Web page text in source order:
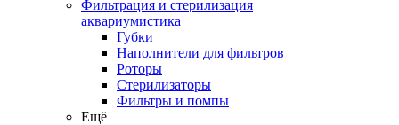
Фильтрация и стерилизация
аквариумистика
Губки
Наполнители для фильтров
Роторы
Стерилизаторы
Фильтры и помпы
Ещё